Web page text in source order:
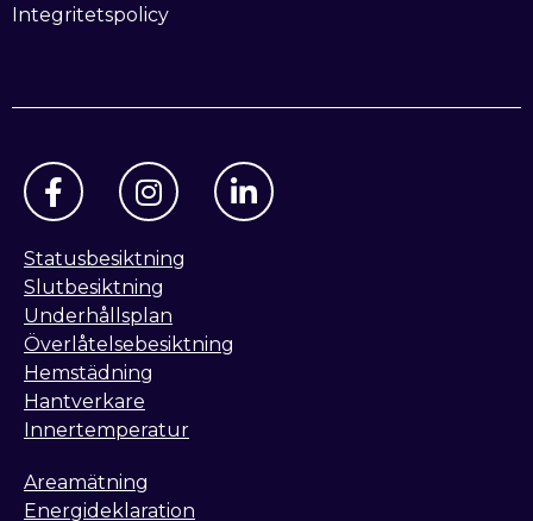
Integritetspolicy
Areamätning
Energideklaration
Statusbesiktning
Slutbesiktning
Underhållsplan
Överlåtelsebesiktning
Hemstädning
Hantverkare
Innertemperatur